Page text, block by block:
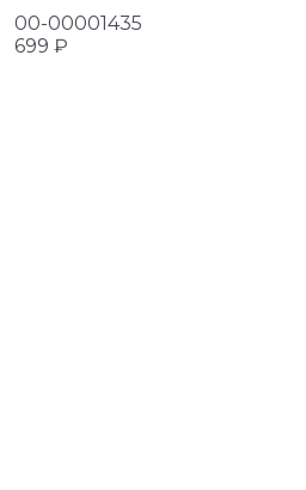
00-00001435
699 ₽